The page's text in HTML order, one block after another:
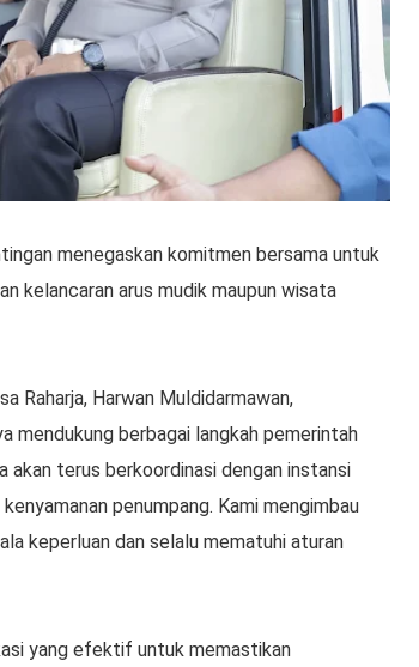
menegaskan komitmen bersama untuk
kelancaran arus mudik maupun wisata
Raharja, Harwan Muldidarmawan,
mendukung berbagai langkah pemerintah
akan terus berkoordinasi dengan instansi
penumpang. Kami mengimbau
keperluan dan selalu mematuhi aturan
yang efektif untuk memastikan